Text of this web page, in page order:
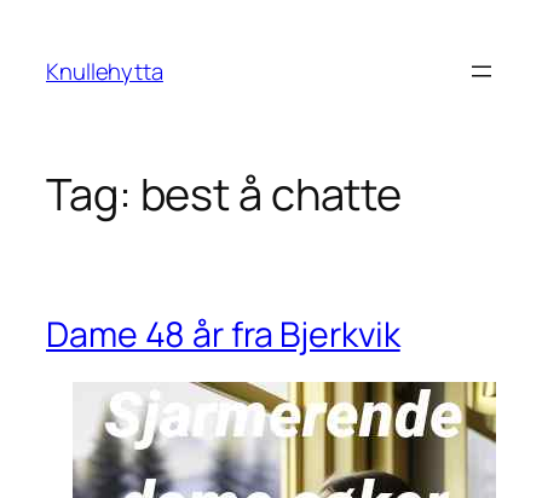
content
Knullehytta
Tag: best å chatte
Dame 48 år fra Bjerkvik